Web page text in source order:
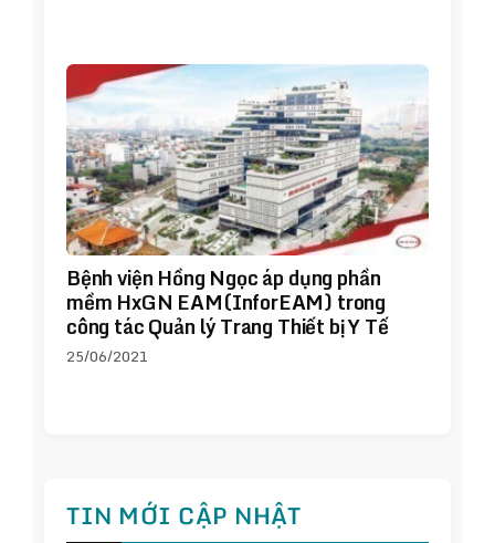
Bệnh viện Hồng Ngọc áp dụng phần
mềm HxGN EAM(InforEAM) trong
công tác Quản lý Trang Thiết bị Y Tế
25/06/2021
TIN MỚI CẬP NHẬT